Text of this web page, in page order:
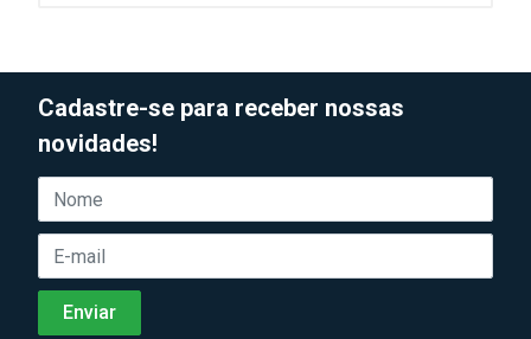
Cadastre-se para receber nossas
novidades!